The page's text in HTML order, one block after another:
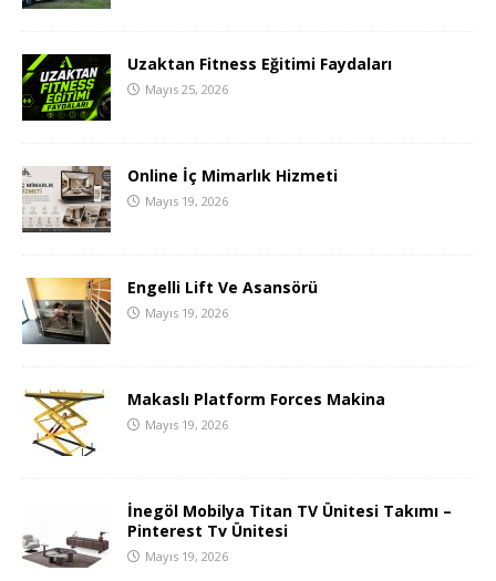
Uzaktan Fitness Eğitimi Faydaları
Mayıs 25, 2026
Online İç Mimarlık Hizmeti
Mayıs 19, 2026
Engelli Lift Ve Asansörü
Mayıs 19, 2026
Makaslı Platform Forces Makina
Mayıs 19, 2026
İnegöl Mobilya Titan TV Ünitesi Takımı –
Pinterest Tv Ünitesi
Mayıs 19, 2026